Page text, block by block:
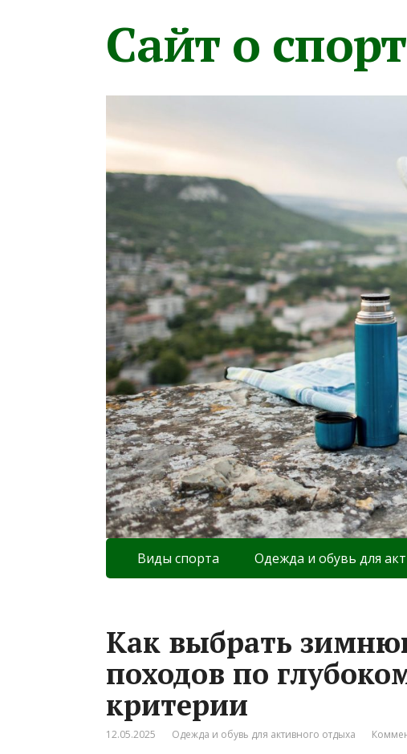
Сайт о
Виды спорта Одежда и обувь для
Как выбрать
походов по
критерии
12.05.2025 Одежда и обувь для активного отдыха